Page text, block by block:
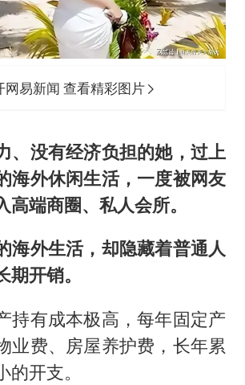
网易新闻 查看精彩图片
、没有经济负担的她，过上
海外休闲生活，一度被网友
高端商圈、私人会所。
海外生活，却隐藏着普通人
开销。
持有成本极高，每年固定产
业费、房屋养护费，长年累
开支。